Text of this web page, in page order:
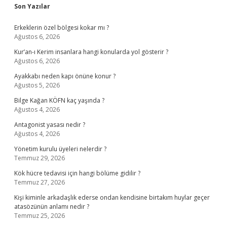
Sidebar
Son Yazılar
Erkeklerin özel bölgesi kokar mı ?
Ağustos 6, 2026
Kur’an-ı Kerim insanlara hangi konularda yol gösterir ?
Ağustos 6, 2026
Ayakkabı neden kapı önüne konur ?
Ağustos 5, 2026
Bilge Kağan KÖFN kaç yaşında ?
Ağustos 4, 2026
Antagonist yasası nedir ?
Ağustos 4, 2026
Yönetim kurulu üyeleri nelerdir ?
Temmuz 29, 2026
Kök hücre tedavisi için hangi bölüme gidilir ?
Temmuz 27, 2026
Kişi kiminle arkadaşlık ederse ondan kendisine birtakım huylar geçer
atasözünün anlamı nedir ?
Temmuz 25, 2026